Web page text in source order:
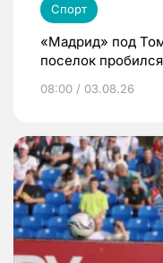
Спорт
«Мадрид» под
поселок
08:00 / 03.08.26